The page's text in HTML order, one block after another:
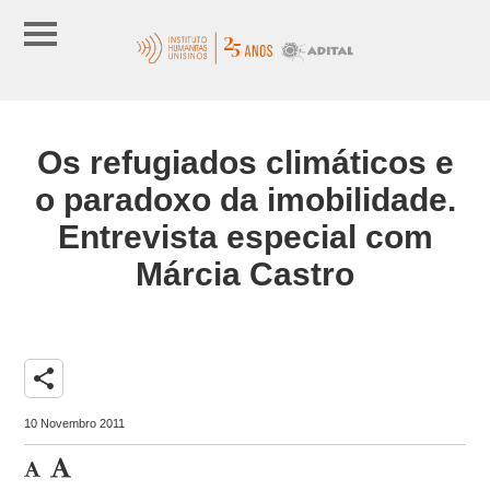
Os refugiados climáticos e
o paradoxo da imobilidade.
Entrevista especial com
Márcia Castro
share
10 Novembro 2011